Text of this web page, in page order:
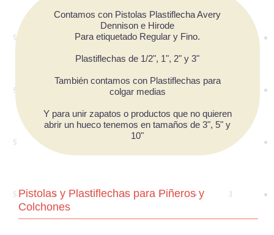
Contamos con Pistolas Plastiflecha Avery
Dennison e Hirode
Para etiquetado Regular y Fino.
Plastiflechas de 1/2", 1", 2" y 3"
También contamos con Plastiflechas para
colgar medias
Y para unir zapatos o productos que no quieren
abrir un hueco tenemos en tamaños de 3", 5" y
10"
Pistolas y Plastiflechas para Piñeros y
Colchones